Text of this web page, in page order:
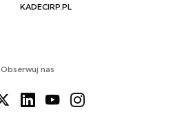
Obserwuj nas
KADECIRP.PL